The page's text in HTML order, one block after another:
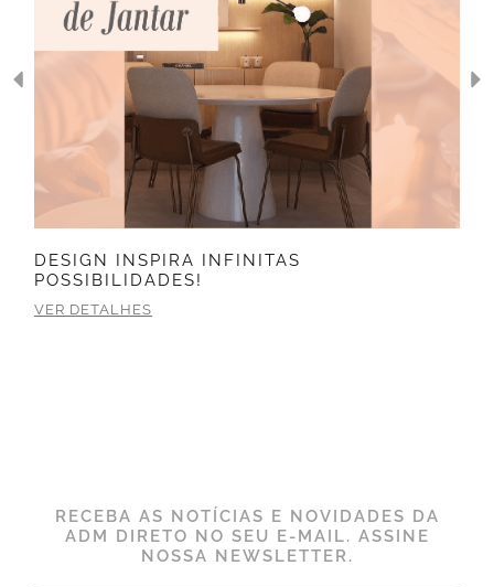
DESIGN INSPIRA INFINITAS
POSSIBILIDADES!
VER DETALHES
RECEBA AS NOTÍCIAS E NOVIDADES DA
ADM DIRETO NO SEU E-MAIL. ASSINE
NOSSA NEWSLETTER.